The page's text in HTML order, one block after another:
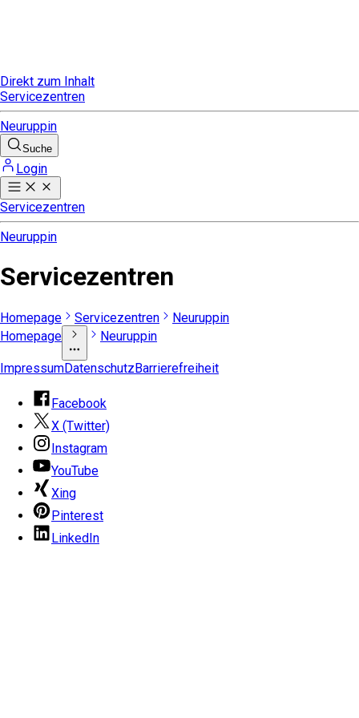
Direkt zum Inhalt
Servicezentren
Neuruppin
Suche
Login
Servicezentren
Neuruppin
Servicezentren
Homepage Servicezentren
Neuruppin
Homepage
Neuruppin
ImpressumDatenschutzBarrierefreiheit
Facebook
X (Twitter)
Instagram
YouTube
Xing
Pinterest
LinkedIn